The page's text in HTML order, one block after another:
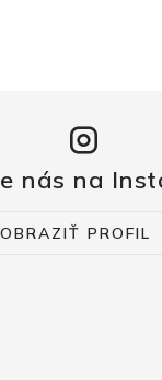
nás na
PROFIL